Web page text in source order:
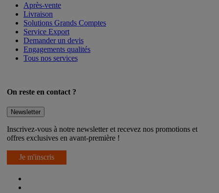
Après-vente
Livraison
Solutions Grands Comptes
Service Export
Demander un devis
Engagements qualités
Tous nos services
On reste en contact ?
Newsletter
Inscrivez-vous à notre newsletter et recevez nos promotions et
offres exclusives en avant-première !
Je m'inscris